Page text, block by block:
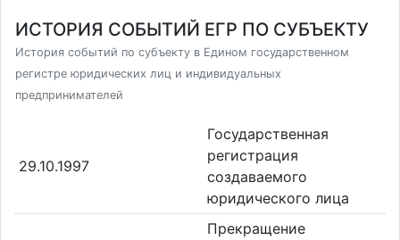
ИСТОРИЯ СОБЫТИЙ ЕГР ПО СУБЪЕКТУ
История событий по субъекту в Едином государственном
регистре юридических лиц и индивидуальных
предпринимателей
29.10.1997
Государственная
регистрация
создаваемого
юридического лица
Прекращение